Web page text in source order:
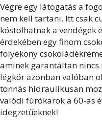
Végre egy látogatás a
nem kell tartani. Itt csak
kóstolhatnak a vendégek
érdekében egy finom
folyékony
aminek garantáltan nincs
légkör azonban valóban
tonnás hidraulikusan
valódi fúrókarok a 60-as
idegzetűeknek!